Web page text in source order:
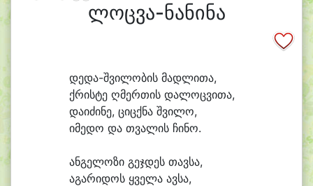
ლოცვა-ნანინა
დედა-შვილობის მადლითა,
ქრისტე ღმერთის დალოცვითა,
დაიძინე, ციცქნა შვილო,
იმედო და თვალის ჩინო.
ანგელოზი გეჯდეს თავსა,
აგარიდოს ყველა ავსა,